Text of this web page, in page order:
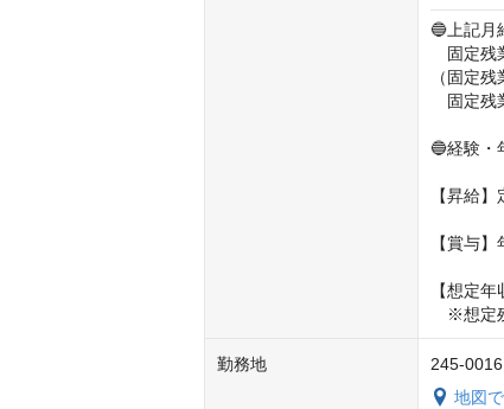
🔵上記月
固定残
（固定
固定残
🔵経験・
【昇給
【賞与
【想定
※想定
勤務地
245-
地図